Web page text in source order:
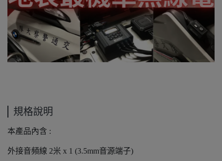
規格說明
本產品內含 :
外接音頻線 2米 x 1 (3.5mm音源端子)